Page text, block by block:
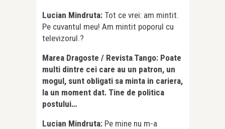
Lucian Mindruta: Tot ce vrei: am mintit.
Pe cuvantul meu! Am mintit poporul cu
televizorul.?
Marea Dragoste / Revista Tango: Poate
multi dintre cei care au un patron, un
mogul, sunt obligati sa minta in cariera,
la un moment dat. Tine de politica
postului…
Lucian Mindruta: Pe mine nu m-a